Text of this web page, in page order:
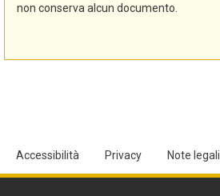
non conserva alcun documento.
Accessibilità Privacy Note legali